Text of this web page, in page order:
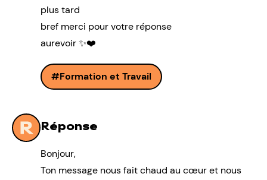
plus tard
bref merci pour votre réponse
aurevoir ✨❤️
Formation et Travail
Réponse
Bonjour,
Ton message nous fait chaud au cœur et nous